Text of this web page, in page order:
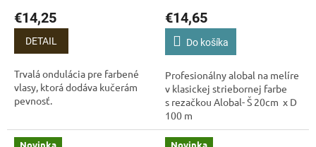
ml
€14,25
DETAIL
Trvalá ondulácia pre farbené
vlasy, ktorá dodáva kučerám
pevnosť.
€14,65
Do košíka
Profesionálny alobal na melíre
v klasickej striebornej farbe
s rezačkou Alobal- Š 20cm x D
100 m
Novinka Novinka